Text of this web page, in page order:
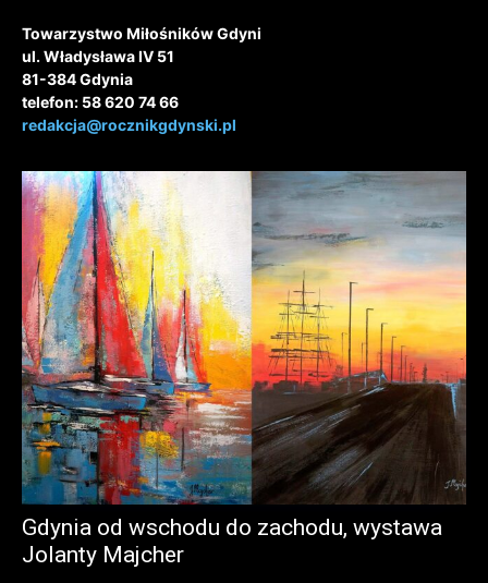
Towarzystwo Miłośników Gdyni
ul. Władysława IV 51
81-384 Gdynia
telefon: 58 620 74 66
redakcja@rocznikgdynski.pl
Gdynia od wschodu do zachodu, wystawa
Jolanty Majcher